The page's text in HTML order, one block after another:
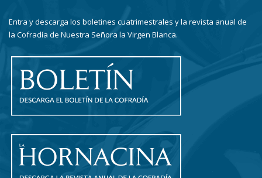
Entra y descarga los boletines cuatrimestrales y la revista anual de
la Cofradía de Nuestra Señora la Virgen Blanca.